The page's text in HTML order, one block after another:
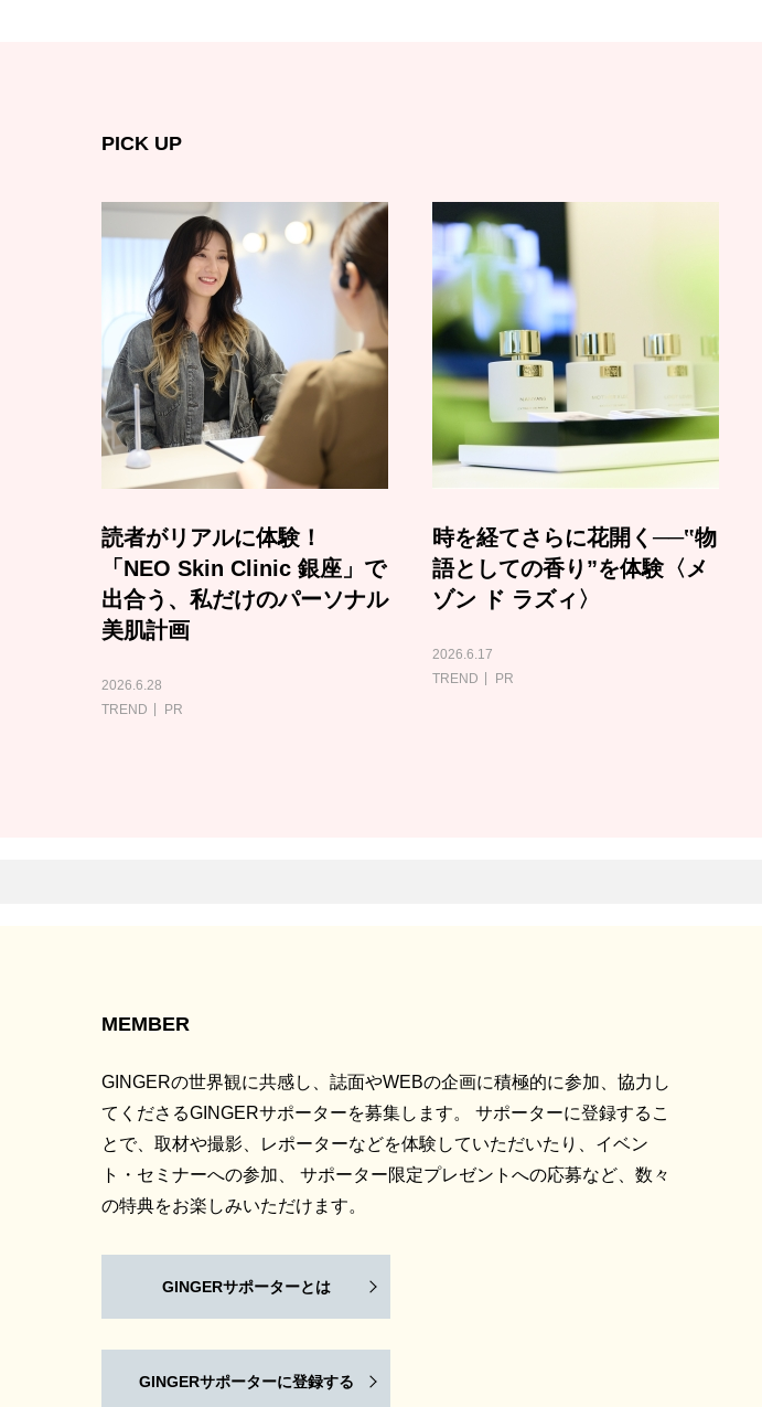
PICK UP
読者がリアルに体験！
「NEO Skin Clinic 銀座」で
出合う、私だけのパーソナル
美肌計画
2026.6.28
TREND
PR
時を経てさらに花開く──‟物
語としての香り”を体験〈メ
ゾン ド ラズィ〉
2026.6.17
TREND
PR
MEMBER
GINGERの世界観に共感し、誌面やWEBの企画に積極的に参加、協力し
てくださるGINGERサポーターを募集します。 サポーターに登録するこ
とで、取材や撮影、レポーターなどを体験していただいたり、イベン
ト・セミナーへの参加、 サポーター限定プレゼントへの応募など、数々
の特典をお楽しみいただけます。
GINGERサポーターとは
GINGERサポーターに登録する